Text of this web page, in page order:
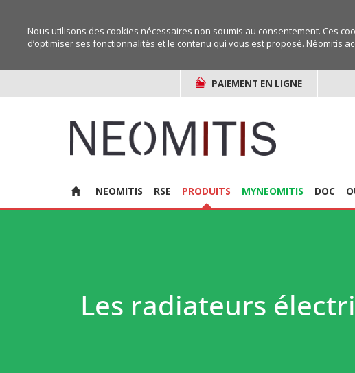
Nous utilisons des cookies nécessaires non soumis au consentement. Ces
d’optimiser ses fonctionnalités et le contenu qui vous est proposé. Néomitis
PAIEMENT EN LIGNE
NEOMITIS RSE PRODUITS MYNEOMITIS DOC
Les radiateurs